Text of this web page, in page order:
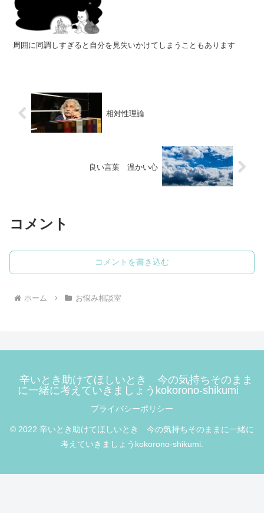
周囲に同調しすぎると自分を見失いかけてしまうこともあります
相対性理論
良い言葉 温かい心
コメント
コメントを書き込む
ホーム お悩み相談室
辛いとき助けてほしいとき 今の気持ちそのまま
に一緒に考えていきましょうkokorono-shikumi
プライバシーポリシー
© 2022 辛いとき助けてほしいとき 今の気持ちそのままに一緒に
考えていきましょうkokorono-shikumi.